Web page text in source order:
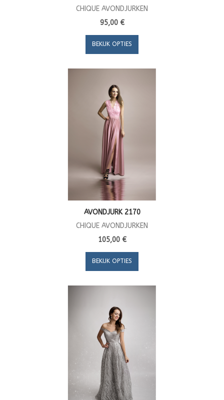
CHIQUE AVONDJURKEN
95,00 €
BEKIJK OPTIES
AVONDJURK 2170
CHIQUE AVONDJURKEN
105,00 €
BEKIJK OPTIES